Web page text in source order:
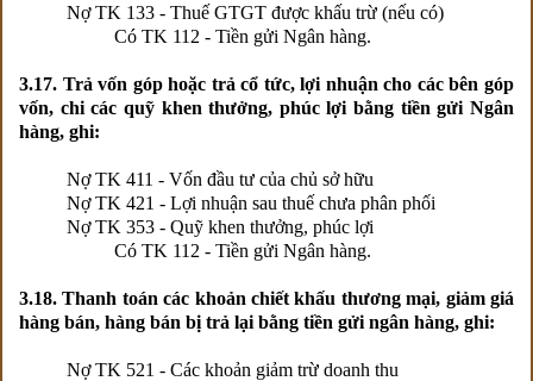
Nợ TK 133 - Thuế GTGT được khấu trừ (nếu có)
Có TK 112 - Tiền gửi Ngân hàng.
3.17. Trả vốn góp hoặc trả cổ tức, lợi nhuận cho các bên góp
vốn, chi các quỹ khen thưởng, phúc lợi bằng tiền gửi Ngân
hàng, ghi:
Nợ TK 411 - Vốn đầu tư của chủ sở hữu
Nợ TK 421 - Lợi nhuận sau thuế chưa phân phối
Nợ TK 353 - Quỹ khen thưởng, phúc lợi
Có TK 112 - Tiền gửi Ngân hàng.
3.18. Thanh toán các khoản chiết khấu thương mại, giảm giá
hàng bán, hàng bán bị trả lại bằng tiền gửi ngân hàng, ghi:
Nợ TK 521 - Các khoản giảm trừ doanh thu